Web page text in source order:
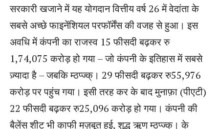
सरकारी खजाने में यह योगदान वित्तीय वर्ष 26 में वेदांता के
सबसे अच्छे फाइनेंशियल परफॉर्मेंस की वजह से हुआ। इस
अवधि में कंपनी का राजस्व 15 फीसदी बढ़कर रु
1,74,075 करोड़ हो गया – जो कंपनी के इतिहास में सबसे
ज़्यादा है – जबकि म्ठप्ज्क्। 29 फीसदी बढ़कर रु55,976
करोड़ पर पहुंच गया। इसी तरह कर के बाद मुनाफ़ा (पीएटी)
22 फीसदी बढ़कर रु25,096 करोड़ हो गया। कंपनी की
बैलेंस शीट भी काफी मज़बूत हुई, शुद्ध ऋण म्ठप्ज्क्। के